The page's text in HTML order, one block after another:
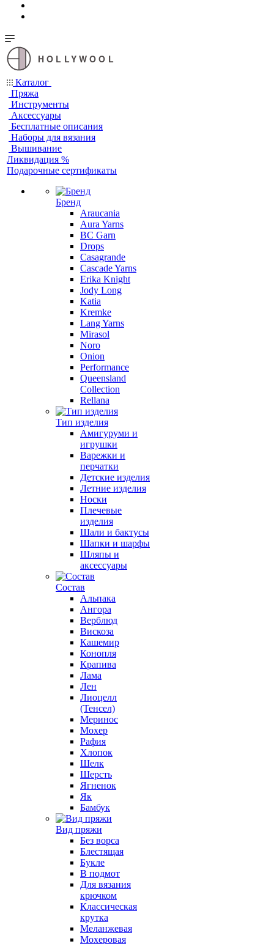
HOLLYWOOL
Каталог
Пряжа
Инструменты
Аксессуары
Бесплатные описания
Наборы для вязания
Вышивание
Ликвидация %
Подарочные сертификаты
Бренд
Araucania
Aura Yarns
BC Garn
Drops
Casagrande
Cascade Yarns
Erika Knight
Jody Long
Katia
Kremke
Lang Yarns
Mirasol
Noro
Onion
Performance
Queensland
Collection
Rellana
Тип изделия
Амигуруми и
игрушки
Варежки и
перчатки
Детские изделия
Летние изделия
Носки
Плечевые
изделия
Шали и бактусы
Шапки и шарфы
Шляпы и
аксессуары
Состав
Альпака
Ангора
Верблюд
Вискоза
Кашемир
Конопля
Крапива
Лама
Лен
Лиоцелл
(Тенсел)
Меринос
Мохер
Рафия
Хлопок
Шелк
Шерсть
Ягненок
Як
Бамбук
Вид пряжи
Без ворса
Блестящая
Букле
В подмот
Для вязания
крючком
Классическая
крутка
Меланжевая
Мохеровая